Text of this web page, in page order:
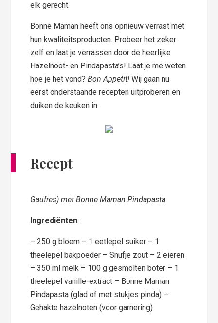
elk gerecht.
Bonne Maman heeft ons opnieuw verrast met
hun kwaliteitsproducten. Probeer het zeker
zelf en laat je verrassen door de heerlijke
Hazelnoot- en Pindapasta’s! Laat je me weten
hoe je het vond?Bon Appetit!Wij gaan nu
eerst onderstaande recepten uitproberen en
duiken de keuken in.
Recept
Gaufres) met Bonne Maman Pindapasta
Ingrediënten:
– 250 g bloem – 1 eetlepel suiker – 1
theelepel bakpoeder – Snufje zout – 2 eieren
– 350 ml melk – 100 g gesmolten boter – 1
theelepel vanille-extract – Bonne Maman
Pindapasta (glad of met stukjes pinda) –
Gehakte hazelnoten (voor garnering)